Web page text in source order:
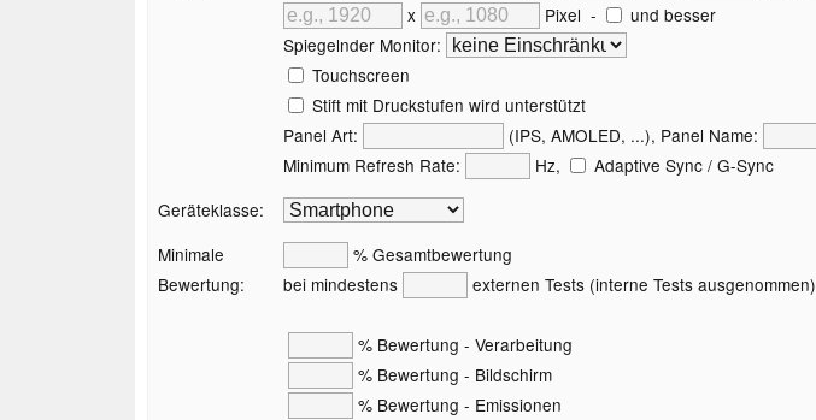
x
Pixel -
und besser
Spiegelnder Monitor:
Touchscreen
Stift mit Druckstufen wird unterstützt
Panel Art:
(IPS, AMOLED, ...), Panel Name:
Minimum Refresh Rate:
Hz,
Adaptive Sync / G-Sync
Geräteklasse:
Minimale
Bewertung:
% Gesamtbewertung
bei mindestens
externen Tests (interne Tests ausgenommen)
% Bewertung - Verarbeitung
% Bewertung - Bildschirm
% Bewertung - Emissionen